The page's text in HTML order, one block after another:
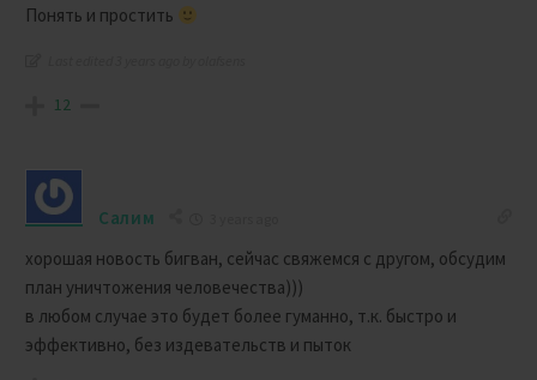
Понять и простить
12
Салим
хорошая новость бигван, сейчас свяжемся с другом, обсудим
план уничтожения человечества)))
в любом случае это будет более гуманно, т.к. быстро и
эффективно, без издевательств и пыток